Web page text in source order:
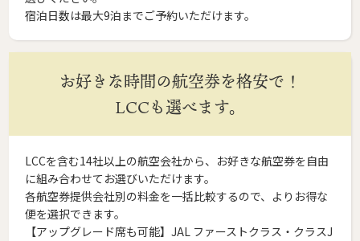
宿泊日数は最大9泊までご予約いただけます。
お好きな時間の航空券を格安で！
LCCも選べます。
LCCを含む14社以上の航空会社から、お好きな航空券を自由
に組み合わせてお選びいただけます。
各航空券提供会社別の料金を一括比較するので、よりお得な
便を選択できます。
【アップグレード席も可能】JAL ファーストクラス・クラスJ